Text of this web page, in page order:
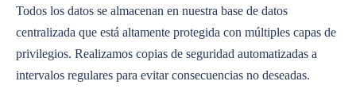
Todos los datos se almacenan en nuestra base de datos
centralizada que está altamente protegida con múltiples capas de
privilegios. Realizamos copias de seguridad automatizadas a
intervalos regulares para evitar consecuencias no deseadas.